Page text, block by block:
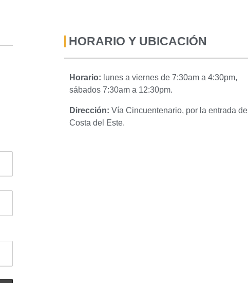
HORARIO Y UBICACIÓN
Horario: lunes a viernes de 7:30am a 4:30pm,
sábados 7:30am a 12:30pm.
Dirección: Vía Cincuentenario, por la entrada de
Costa del Este.